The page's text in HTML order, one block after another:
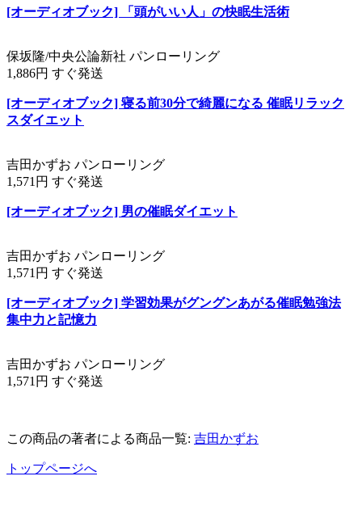
[オーディオブック] 「頭がいい人」の快眠生活術
保坂隆/中央公論新社 パンローリング
1,886円 すぐ発送
[オーディオブック] 寝る前30分で綺麗になる 催眠リラック
スダイエット
吉田かずお パンローリング
1,571円 すぐ発送
[オーディオブック] 男の催眠ダイエット
吉田かずお パンローリング
1,571円 すぐ発送
[オーディオブック] 学習効果がグングンあがる催眠勉強法
集中力と記憶力
吉田かずお パンローリング
1,571円 すぐ発送
この商品の著者による商品一覧: 吉田かずお
トップページへ